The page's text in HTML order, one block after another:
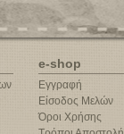
e-shop
Εγγραφή
Είσοδος Μελών
Όροι Χρήσης